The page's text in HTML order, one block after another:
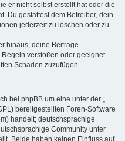
er nicht selbst erstellt hat oder die
Du gestattest dem Betreiber, dein
jederzeit zu löschen oder zu
hinaus, deine Beiträge
verstoßen oder geeignet
Schaden zuzufügen.
bei phpBB um eine unter der „
bereitgestellten Foren-Software
handelt; deutschsprachige
Community unter
Beide haben keinen Einfluss auf